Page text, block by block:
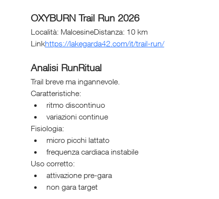
OXYBURN Trail Run 2026
Località: MalcesineDistanza: 10 km
Linkhttps://lakegarda42.com/it/trail-run/
Analisi RunRitual
Trail breve ma ingannevole.
Caratteristiche:
ritmo discontinuo
variazioni continue
Fisiologia:
micro picchi lattato
frequenza cardiaca instabile
Uso corretto:
attivazione pre-gara
non gara target